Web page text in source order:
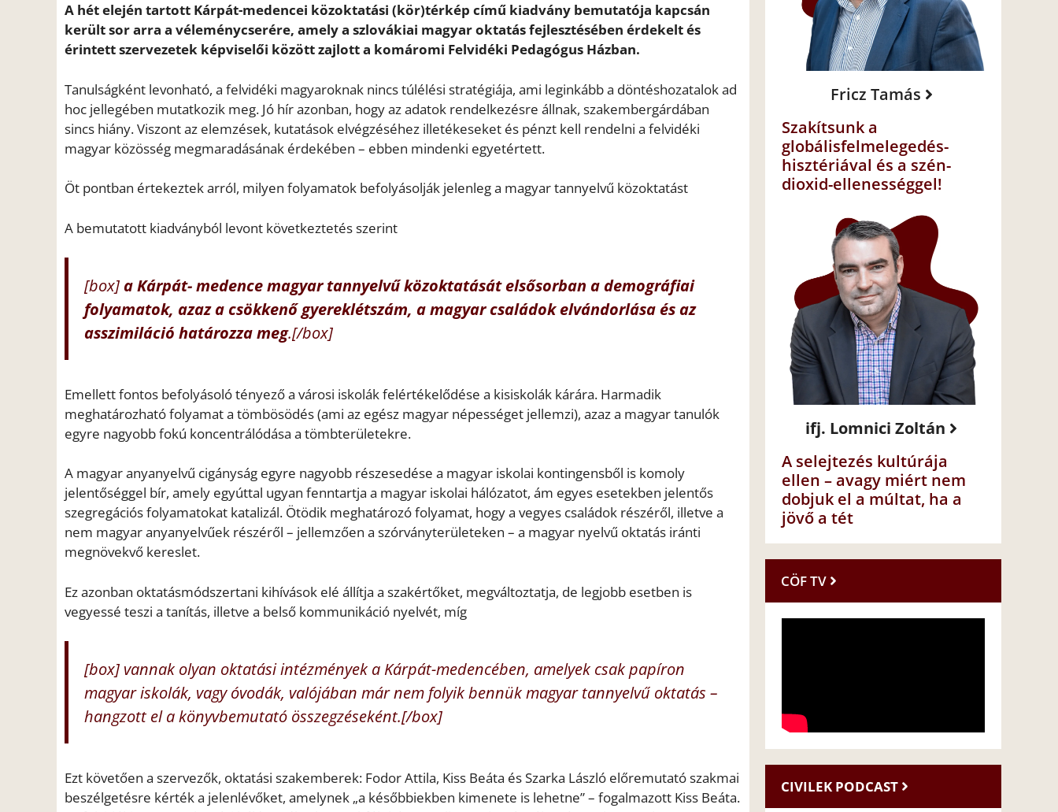
A hét elején tartott Kárpát-medencei közoktatási (kör)térkép című kiadvány bemutatója kapcsán
került sor arra a véleménycserére, amely a szlovákiai magyar oktatás fejlesztésében érdekelt és
érintett szervezetek képviselői között zajlott a komáromi Felvidéki Pedagógus Házban.
Tanulságként levonható, a felvidéki magyaroknak nincs túlélési stratégiája, ami leginkább a döntéshozatalok ad
hoc jellegében mutatkozik meg. Jó hír azonban, hogy az adatok rendelkezésre állnak, szakembergárdában
sincs hiány. Viszont az elemzések, kutatások elvégzéséhez illetékeseket és pénzt kell rendelni a felvidéki
magyar közösség megmaradásának érdekében – ebben mindenki egyetértett.
Öt pontban értekeztek arról, milyen folyamatok befolyásolják jelenleg a magyar tannyelvű közoktatást
A bemutatott kiadványból levont következtetés szerint
[box]a Kárpát- medence magyar tannyelvű közoktatását elsősorban a demográfiai
folyamatok, azaz a csökkenő gyereklétszám, a magyar családok elvándorlása és az
asszimiláció határozza meg.[/box]
Emellett fontos befolyásoló tényező a városi iskolák felértékelődése a kisiskolák kárára. Harmadik
meghatározható folyamat a tömbösödés (ami az egész magyar népességet jellemzi), azaz a magyar tanulók
egyre nagyobb fokú koncentrálódása a tömbterületekre.
A magyar anyanyelvű cigányság egyre nagyobb részesedése a magyar iskolai kontingensből is komoly
jelentőséggel bír, amely egyúttal ugyan fenntartja a magyar iskolai hálózatot, ám egyes esetekben jelentős
szegregációs folyamatokat katalizál. Ötödik meghatározó folyamat, hogy a vegyes családok részéről, illetve a
nem magyar anyanyelvűek részéről – jellemzően a szórványterületeken – a magyar nyelvű oktatás iránti
megnövekvő kereslet.
Ez azonban oktatásmódszertani kihívások elé állítja a szakértőket, megváltoztatja, de legjobb esetben is
vegyessé teszi a tanítás, illetve a belső kommunikáció nyelvét, míg
[box] vannak olyan oktatási intézmények a Kárpát-medencében, amelyek csak papíron
magyar iskolák, vagy óvodák, valójában már nem folyik bennük magyar tannyelvű oktatás –
hangzott el a könyvbemutató összegzéseként.[/box]
Ezt követően a szervezők, oktatási szakemberek: Fodor Attila, Kiss Beáta és Szarka László előremutató szakmai
beszélgetésre kérték a jelenlévőket, amelynek „a későbbiekben kimenete is lehetne” – fogalmazott Kiss Beáta.
Fricz Tamás
Szakítsunk a
globálisfelmelegedés-
hisztériával és a szén-
dioxid-ellenességgel!
ifj. Lomnici Zoltán
A selejtezés kultúrája
ellen – avagy miért nem
dobjuk el a múltat, ha a
jövő a tét
CÖF TV
CIVILEK PODCAST